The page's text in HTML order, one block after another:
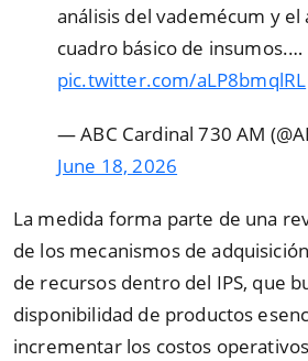
análisis del vademécum y el
cuadro básico de insumos.…
pic.twitter.com/aLP8bmqlRL
— ABC Cardinal 730 AM
June 18, 2026
La medida forma parte de una
de los mecanismos de
de recursos dentro del IPS, que
disponibilidad de productos
incrementar los costos